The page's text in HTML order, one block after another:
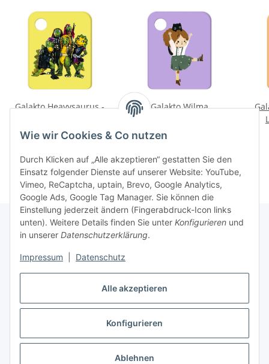
Alle akzeptieren
Konfigurieren
Ablehnen
Wie wir Cookies & Co nutzen
Durch Klicken auf „Alle akzeptieren“ gestatten Sie den
Einsatz folgender Dienste auf unserer Website: YouTube,
Vimeo, ReCaptcha, uptain, Brevo, Google Analytics,
Google Ads, Google Tag Manager. Sie können die
Einstellung jederzeit ändern (Fingerabdruck-Icon links
unten). Weitere Details finden Sie unter Konfigurieren und
in unserer Datenschutzerklärung.
Impressum Datenschutz
Galakto Heavysaurus -
11,99 €*
Galakto Wilma
Wolkenkopf
9,99 €
Vertrag widerrufen